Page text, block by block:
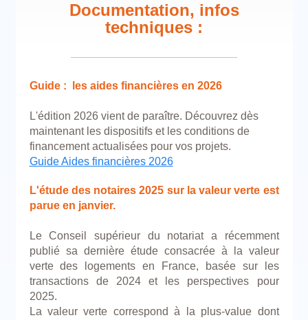
Documentation, infos
techniques :
Guide : les aides financières en 2026
L'édition 2026 vient de paraître. Découvrez dès
maintenant les dispositifs et les conditions de
financement actualisées pour vos projets.
Guide Aides financières 2026
L'étude des notaires 2025 sur la valeur verte est
parue en janvier.
Le Conseil supérieur du notariat a récemment
publié sa dernière étude consacrée à la valeur
verte des logements en France, basée sur les
transactions de 2024 et les perspectives pour
2025.
La valeur verte correspond à la plus-value dont